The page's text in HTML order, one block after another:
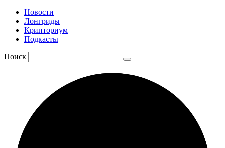
Новости
Лонгриды
Крипториум
Подкасты
Поиск